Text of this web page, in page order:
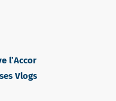
l’Accor
Vlogs